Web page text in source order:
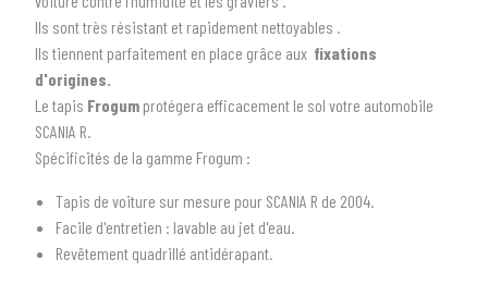
SÉLECTIONNEZ LE TYPE DE VOTRE VÉHICULE
Ils sont très résistant et rapidement nettoyables .
Ils tiennent parfaitement en place grâce aux fixations
d'origines.
Le tapis Frogum protégera efficacement le sol votre automobile
SCANIA R
Spécificités de la gamme Frogum :
Tapis de voiture sur mesure pour SCANIA R de 2004.
Facile d'entretien : lavable au jet d'eau.
Revêtement quadrillé antidérapant.